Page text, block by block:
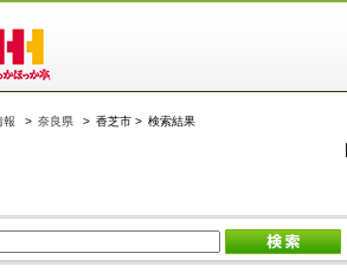
報 > 奈良県 > 香芝市 > 検索結果